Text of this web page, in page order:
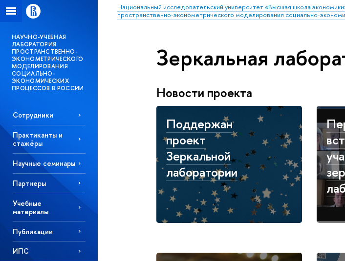
Национальный исследовательский университет «Высшая школа
пространственно-эконометрического моделирования социально-
НАУЧНО-УЧЕБНАЯ
ЛАБОРАТОРИЯ
ПРОСТРАНСТВЕННО-
ЭКОНОМЕТРИЧЕСКОГО
МОДЕЛИРОВАНИЯ
СОЦИАЛЬНО-
ЭКОНОМИЧЕСКИХ
ПРОЦЕССОВ В РОССИИ
Сотрудники
Практиканты и
стажёры
Научные семинары
Партнеры
Учебные
материалы
Публикации
ИПС
Зеркальная
Новости проекта
Поддержан
проект
Зеркальной
лаборатории